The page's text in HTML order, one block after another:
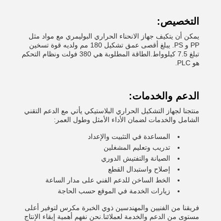
التخصيص:
يمكن أن يتكيف جهاز الانحناء الحراري البوليمري مع مواد مثل
PP و PS. يبلغ أقصى عمق تشكيل 180 مم ولديه قوة تسخين
تبلغ 7.5 كيلوواط.الطاقة المطلوبة هي 380 فولت ونظام التحكم
هو PLC.
الدعم والخدمات:
منتجنا لجهاز التشكيل الحراري البلاستيكي يأتي مع الدعم التقني
الشامل والخدمات لضمان الأداء الأمثل وطول العمر:
المساعدة في التثبيت والإعداد
تدريب وتعليم المشغلين
الصيانة والتفتيش الدوري
إصلاح واستبدال القطع
الخط الساخن للدعم الفني على مدار الساعة
زيارات الخدمة في الموقع حسب الحاجة
فريقنا من الفنيين والمهندسين ذوي الخبرة مكرس لتوفير أعلى
مستوى من الدعم والخدمة لعملائنا.نحن نفهم أهمية إبقاء الإنتاج